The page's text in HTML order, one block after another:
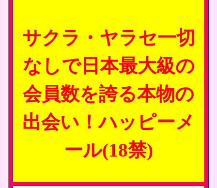
サクラ・ヤラセ一切
なしで日本最大級の
会員数を誇る本物の
出会い！ハッピーメ
ール(18禁)